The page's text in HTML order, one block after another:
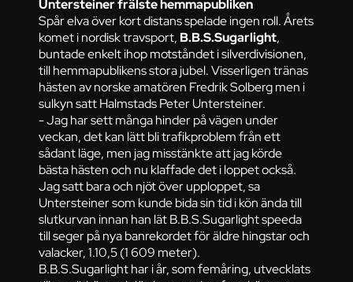
Untersteiner frälste hemmapubliken
Spår elva över kort distans spelade ingen roll. Årets
komet i nordisk travsport, B.B.S.Sugarlight,
buntade enkelt ihop motståndet i silverdivisionen,
till hemmapublikens stora jubel. Visserligen tränas
hästen av norske amatören Fredrik Solberg men i
sulkyn satt Halmstads Peter Untersteiner.
- Jag har sett många hinder på vägen under
veckan, det kan lätt bli trafikproblem från ett
sådant läge, men jag misstänkte att jag körde
bästa hästen och nu klaffade det i loppet också.
Jag satt bara och njöt över upploppet, sa
Untersteiner som kunde bida sin tid i kön ända till
slutkurvan innan han lät B.B.S.Sugarlight speeda
till seger på nya banrekordet för äldre hingstar och
valacker, 1.10,5 (1 609 meter).
B.B.S.Sugarlight har i år, som femåring, utvecklats